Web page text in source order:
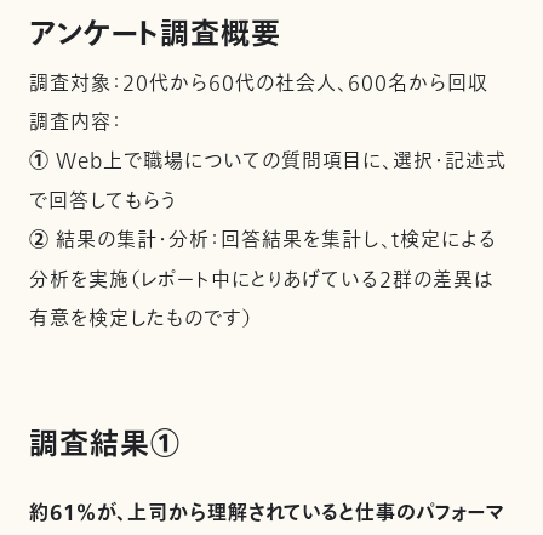
アンケート調査概要
調査対象：20代から60代の社会人、600名から回収
調査内容：
① Web上で職場についての質問項目に、選択・記述式
で回答してもらう
② 結果の集計・分析：回答結果を集計し、t検定による
分析を実施（レポート中にとりあげている2群の差異は
有意を検定したものです）
調査結果①
約61％が、上司から理解されていると仕事のパフォーマ